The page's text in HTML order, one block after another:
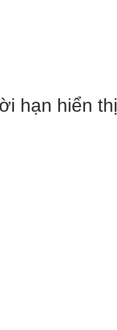
hạn hiển thị